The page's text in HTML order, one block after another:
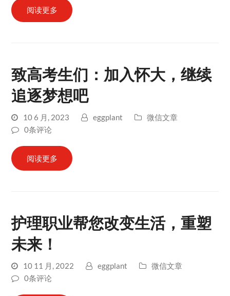
阅读更多
致高考生们：加入怀大，继续
追逐梦想吧
10 6 月, 2023 eggplant
微信文章
0条评论
阅读更多
护理职业帮您改变生活，重塑
未来！
10 11 月, 2022 eggplant
微信文章
0条评论